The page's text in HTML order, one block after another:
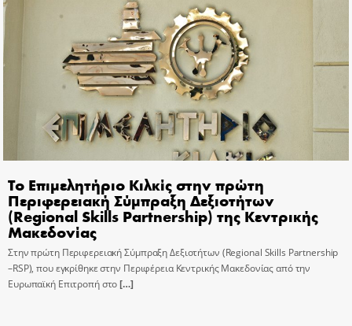
Το Επιμελητήριο Κιλκίς στην πρώτη
Περιφερειακή Σύμπραξη Δεξιοτήτων
(Regional Skills Partnership) της Κεντρικής
Μακεδονίας
Στην πρώτη Περιφερειακή Σύμπραξη Δεξιοτήτων (Regional Skills Partnership
–RSP), που εγκρίθηκε στην Περιφέρεια Κεντρικής Μακεδονίας από την
Ευρωπαϊκή Επιτροπή στο[…]